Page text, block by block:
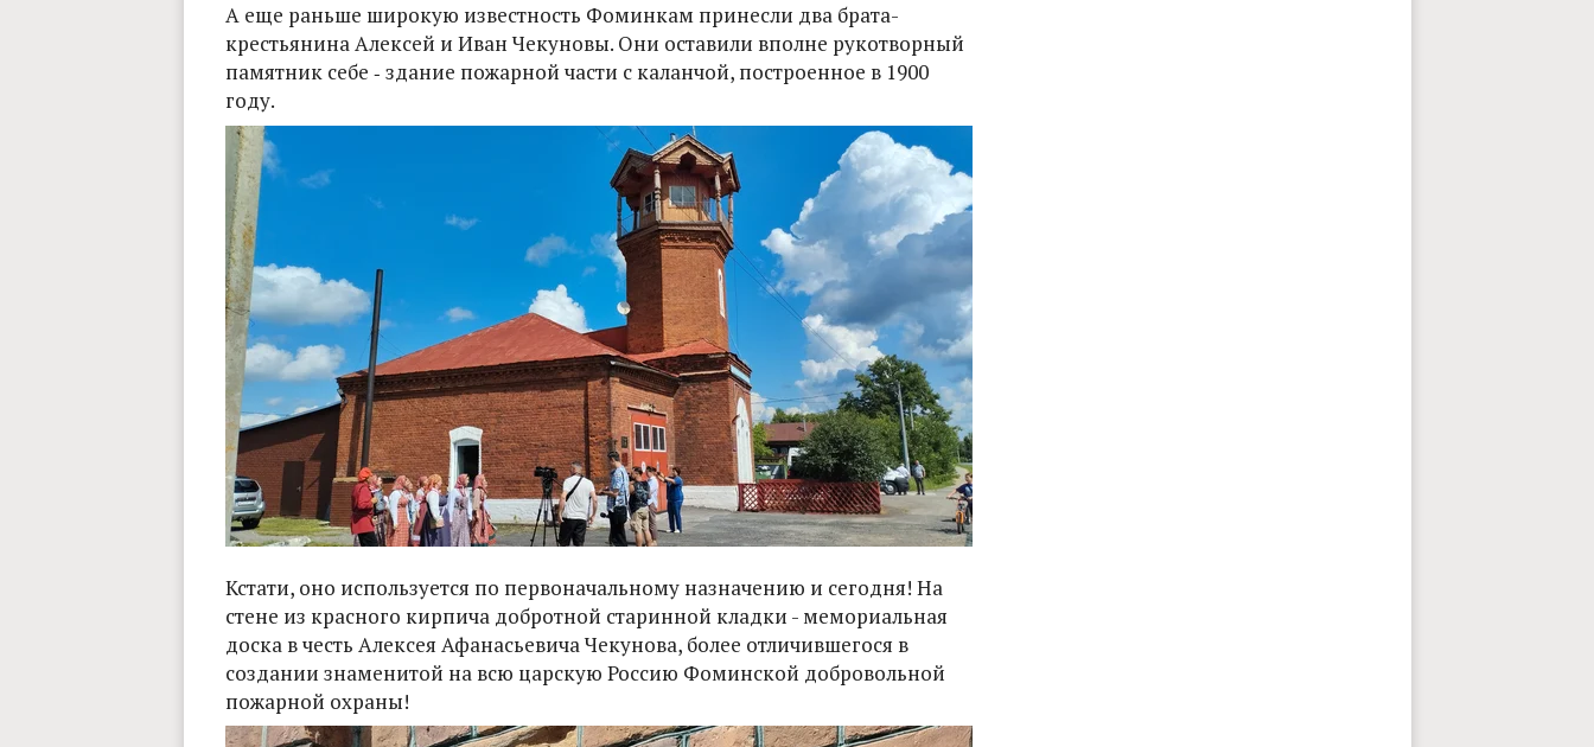
А еще раньше широкую известность Фоминкам принесли два брата-
крестьянина Алексей и Иван Чекуновы. Они оставили вполне рукотворный
памятник себе ‑ здание пожарной части с каланчой, построенное в 1900
году.
Кстати, оно используется по первоначальному назначению и сегодня! На
стене из красного кирпича добротной старинной кладки - мемориальная
доска в честь Алексея Афанасьевича Чекунова, более отличившегося в
создании знаменитой на всю царскую Россию Фоминской добровольной
пожарной охраны!